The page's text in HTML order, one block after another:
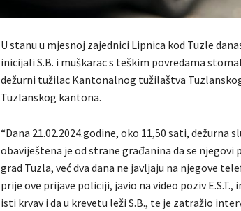
U stanu u mjesnoj zajednici Lipnica kod Tuzle
inicijali S.B. i muškarac s teškim povredama
dežurni tužilac Kantonalnog tužilaštva
Tuzlanskog kantona.
“Dana 21.02.2024.godine, oko 11,50 sati, dežurna
obaviještena je od strane građanina da se njegovi
grad Tuzla, već dva dana ne javljaju na njegove
prije ove prijave policiji, javio na video poziv
isti krvav i da u krevetu leži S.B., te je zatražio